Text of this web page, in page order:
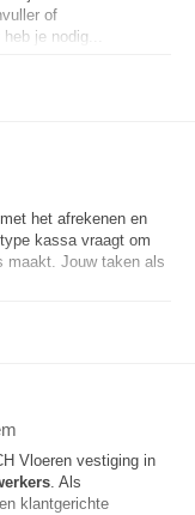
of
je nodig...
het afrekenen en
kassa vraagt om
maakt. Jouw taken als
Vloeren vestiging in
. Als
klantgerichte